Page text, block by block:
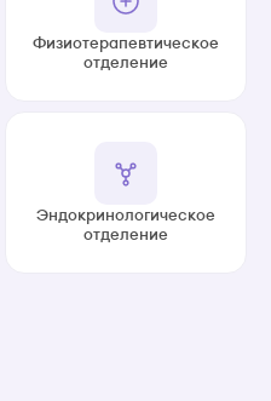
Физиотерапевтическое
отделение
Эндокринологическое
отделение